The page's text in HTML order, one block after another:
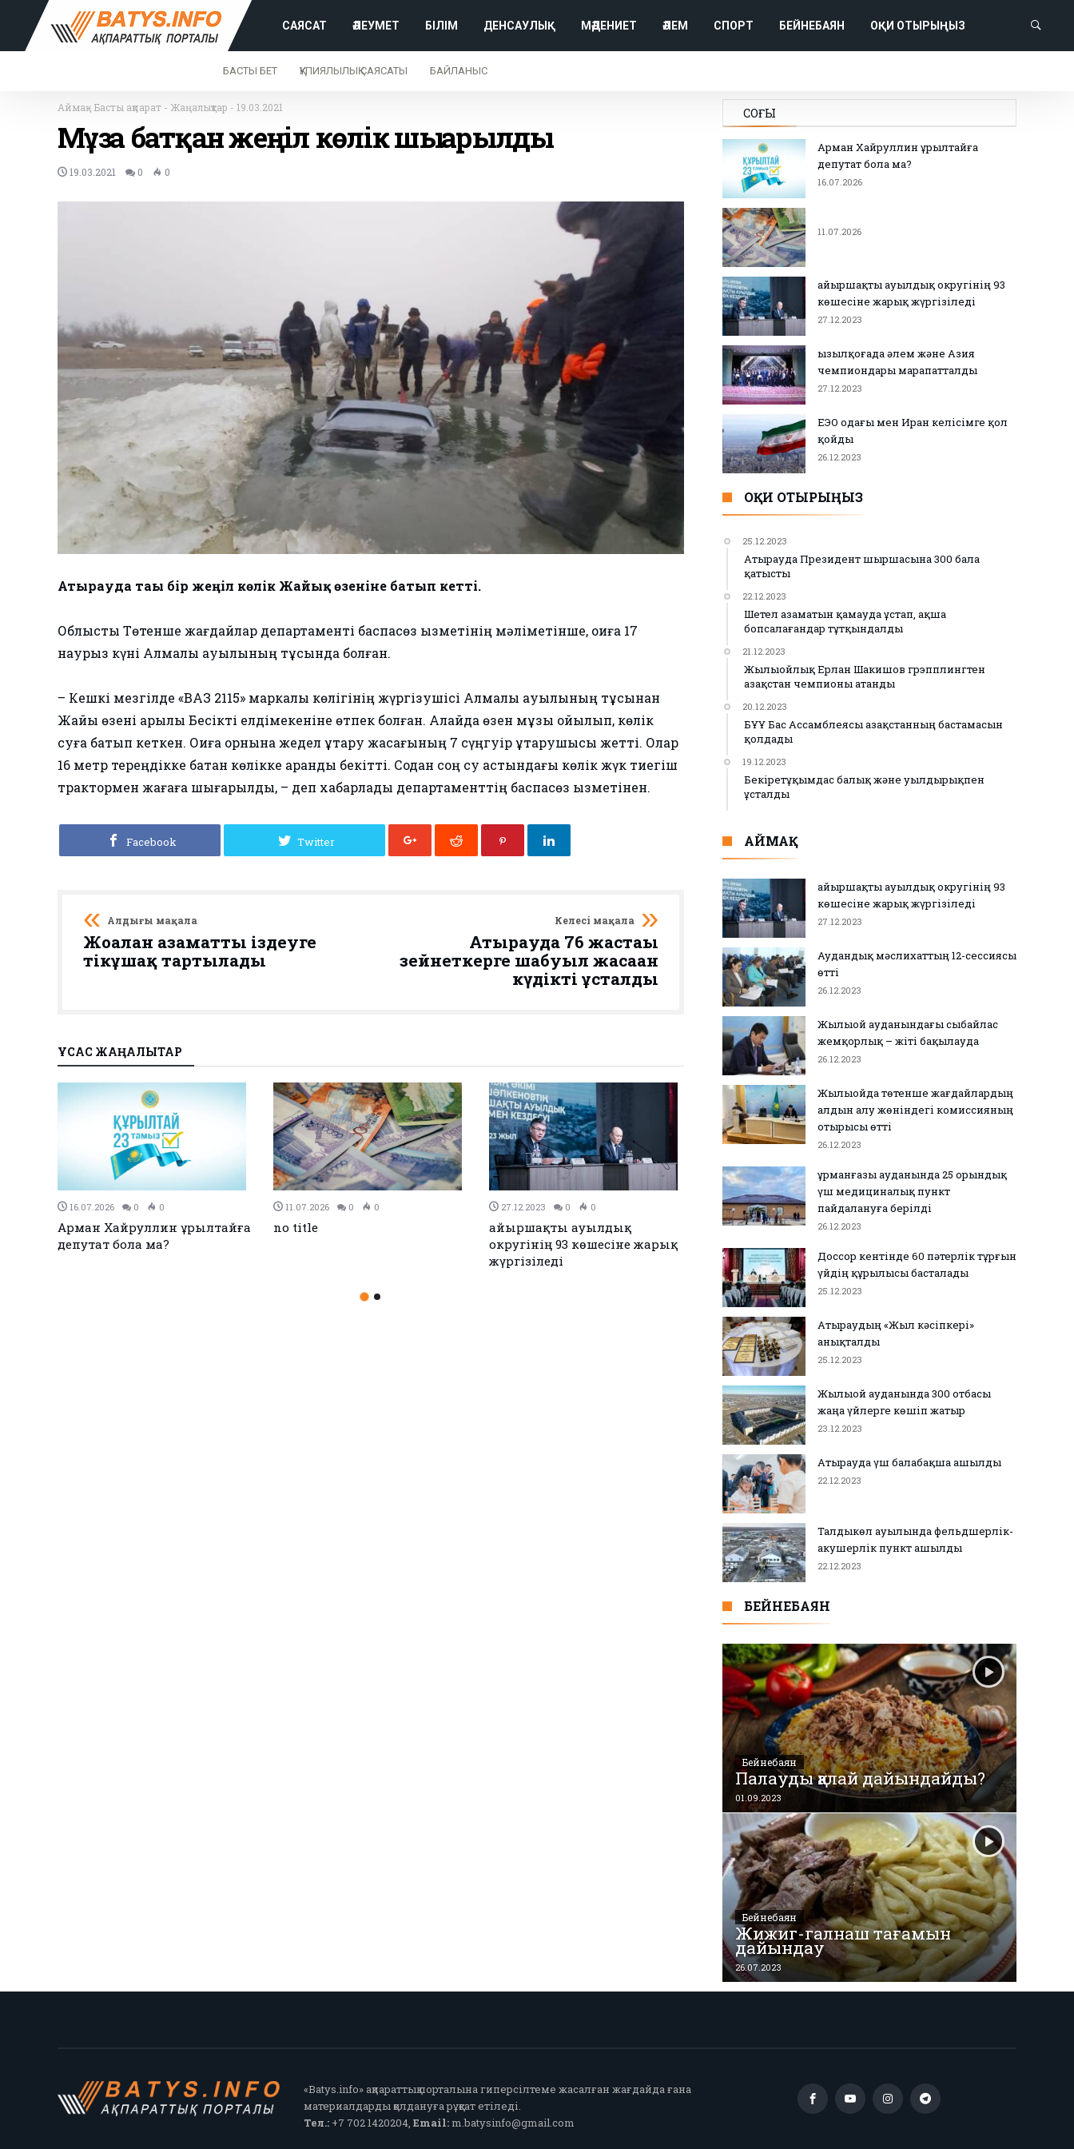
САЯСАТ ӘЛЕУМЕТ БІЛІМ ДЕНСАУЛЫҚ МӘДЕНИЕТ ӘЛЕМ СПОРТ БЕЙНЕБАЯН ОҚИ ОТЫРЫҢЫЗ
БАСТЫ БЕТ ҚҰПИЯЛЫЛЫҚ САЯСАТЫ БАЙЛАНЫС
Аймақ- Басты ақпарат - Жаңалықтар - 19.03.2021
Мұзға батқан жеңіл көлік шығарылды
19.03.2021 0 0
Атырауда тағы бір жеңіл көлік Жайық өзеніне батып кетті.
Облыстық Төтенше жағдайлар департаменті баспасөз қызметінің мәліметінше, оқиға 17
наурыз күні Алмалы ауылының тұсында болған.
– Кешкі мезгілде «ВАЗ 2115» маркалы көлігінің жүргізушісі Алмалы ауылының тұсынан
Жайық өзені арқылы Бесікті елдімекеніне өтпек болған. Алайда өзен мұзы ойылып, көлік
суға батып кеткен. Оқиға орнына жедел құтқару жасағының 7 сүңгуір құтқарушысы жетті. Олар
16 метр тереңдікке батқан көлікке арқанды бекітті. Содан соң су астындағы көлік жүк тиегіш
трактормен жағаға шығарылды, – деп хабарлады департаменттің баспасөз қызметінен.
Facebook Twitter
Алдыңғы мақала
Жоғалған азаматты іздеуге
тікұшақ тартылады
Келесі мақала
Атырауда 76 жастағы
зейнеткерге шабуыл жасаған
күдікті ұсталды
ҰҚСАС ЖАҢАЛЫҚТАР
27.12.2023 0 0
Қызылқоғада әлем және Азия
чемпиондары марапатталды
26.12.2023 0 0
ЕЭО одағы мен Иран келісімге
26.12.2023 0 0
Аудандық мәслихаттың 12-
сессиясы өтті
СОҢҒЫ
Арман Хайруллин Құрылтайға
депутат бола ма?
16.07.2026
11.07.2026
Қайыршақты ауылдық округінің 93
көшесіне жарық жүргізіледі
27.12.2023
Қызылқоғада әлем және Азия
чемпиондары марапатталды
27.12.2023
ЕЭО одағы мен Иран келісімге қол
қойды
26.12.2023
ОҚИ ОТЫРЫҢЫЗ
25.12.2023
Атырауда Президент шыршасына 300 бала
қатысты
22.12.2023
Шетел азаматын қамауда ұстап, ақша
бопсалағандар тұтқындалды
21.12.2023
Жылыойлық Ерлан Шакишов грэпплингтен
Қазақстан чемпионы атанды
20.12.2023
БҰҰ Бас Ассамблеясы Қазақстанның бастамасын
қолдады
19.12.2023
Бекіретұқымдас балық және уылдырықпен
ұсталды
АЙМАҚ
Қайыршақты ауылдық округінің 93
көшесіне жарық жүргізіледі
27.12.2023
Аудандық мәслихаттың 12-сессиясы
өтті
26.12.2023
Жылыой ауданындағы сыбайлас
жемқорлық – жіті бақылауда
26.12.2023
Жылыойда төтенше жағдайлардың
алдын алу жөніндегі комиссияның
отырысы өтті
26.12.2023
Құрманғазы ауданында 25 орындық
үш медициналық пункт
пайдалануға берілді
26.12.2023
Доссор кентінде 60 пәтерлік тұрғын
үйдің құрылысы басталады
25.12.2023
Атыраудың «Жыл кәсіпкері»
анықталды
25.12.2023
Жылыой ауданында 300 отбасы
жаңа үйлерге көшіп жатыр
23.12.2023
Атырауда үш балабақша ашылды
22.12.2023
Талдыкөл ауылында фельдшерлік-
акушерлік пункт ашылды
22.12.2023
БЕЙНЕБАЯН
Бейнебаян
Палауды қалай дайындайды?
01.09.2023
Бейнебаян
Жижиг-галнаш тағамын
дайындау
26.07.2023
«Batys.info» ақпараттық порталына гиперсілтеме жасалған жағдайда ғана
материалдарды қолдануға рұқсат етіледі.
Тел.:+7 702 1420204, Email:m.batysinfo@gmail.com